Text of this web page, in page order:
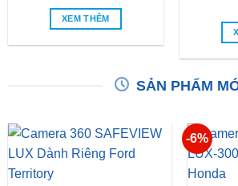
XEM THÊM
SẢN PHẨM
-6%